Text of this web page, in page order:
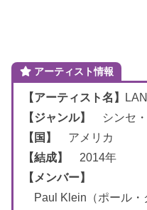
アーティスト情報
【アーティスト名】
【ジャンル】
シンセ
【国】
アメリカ
【結成】
2014年
【メンバー】
Paul Klein（ポール・